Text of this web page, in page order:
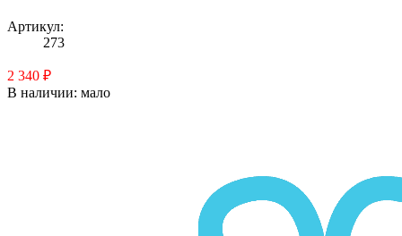
Артикул:
273
2 340 ₽
В наличии: мало